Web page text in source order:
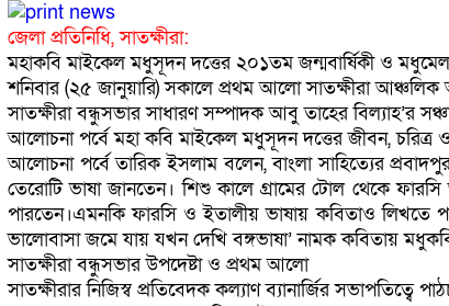
জেলা প্রতিনিধি, সাতক্ষীরা:
মহাকবি মাইকেল মধুসূদন দত্তের ২০১তম জন্মবার্ষিকী ও
শনিবার (২৫ জানুয়ারি) সকালে প্র‍থম আলো সাতক্ষীরা
সাতক্ষীরা বন্ধুসভার সাধারণ সম্পাদক আবু তাহের বিল্যাহ’র
আলোচনা পর্বে মহা কবি মাইকেল মধুসূদন দত্তের জীবন,
আলোচনা পর্বে তারিক ইসলাম বলেন, বাংলা সাহিত্যের
তেরোটি ভাষা জানতেন। শিশু কালে গ্রামের টোল থেকে ফারসি
পারতেন।এমনকি ফারসি ও ইতালীয় ভাষায় কবিতাও লিখতে
ভালোবাসা জমে যায় যখন দেখি বঙ্গভাষা’ নামক কবিতায়
সাতক্ষীরা বন্ধুসভার উপদেষ্টা ও প্র‍থম আলো
সাতক্ষীরার নিজিস্ব প্র‍তিবেদক কল্যাণ ব্যানার্জির সভাপতিত্বে